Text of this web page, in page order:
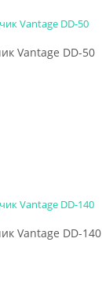
Vantage DD-50
Выбрать >
Vantage DD-140
Выбрать >